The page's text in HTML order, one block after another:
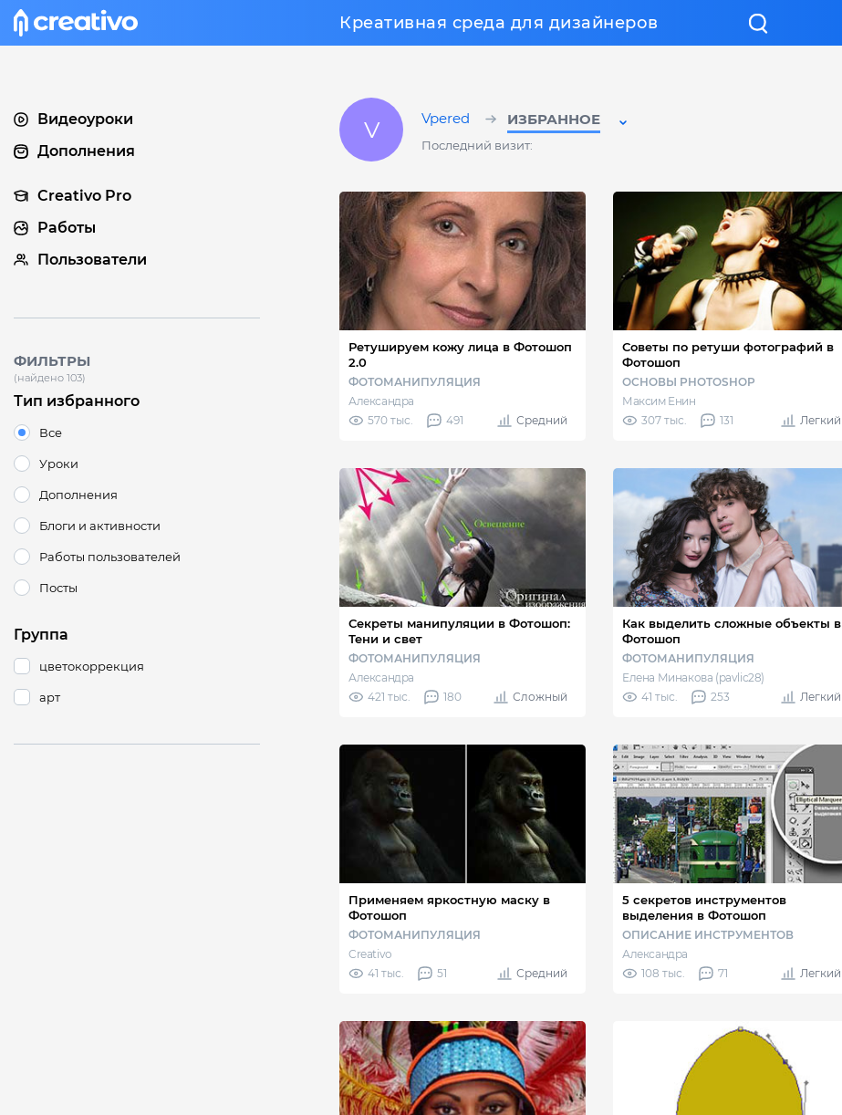
Креативная среда для дизайнеров
Vpered
Последний визит:
ИЗБРАННОЕ
Ретушируем кожу лица в Фотошоп
2.0
ФОТОМАНИПУЛЯЦИЯ
Александра
570 тыс.
491 Средний
Советы по ретуши фотографий в
Фотошоп
ОСНОВЫ PHOTOSHOP
Максим Енин
307 тыс.
131 Легкий
Секреты манипуляции в Фотошоп:
Тени и свет
ФОТОМАНИПУЛЯЦИЯ
Александра
421 тыс.
180 Сложный
Как выделить сложные объекты в
Фотошоп
ФОТОМАНИПУЛЯЦИЯ
Елена Минакова (pavlic28)
41 тыс.
253 Легкий
Применяем яркостную маску в
Фотошоп
ФОТОМАНИПУЛЯЦИЯ
Creativo
41 тыс.
51 Средний
5 секретов инструментов
выделения в Фотошоп
ОПИСАНИЕ ИНСТРУМЕНТОВ
Александра
108 тыс.
71 Легкий
Видеоуроки
Дополнения
Creativo Pro
Работы
Пользователи
ФИЛЬТРЫ
(найдено 103)
Тип избранного
Все
Уроки
Дополнения
Блоги и активности
Работы пользователей
Посты
Группа
цветокоррекция
арт